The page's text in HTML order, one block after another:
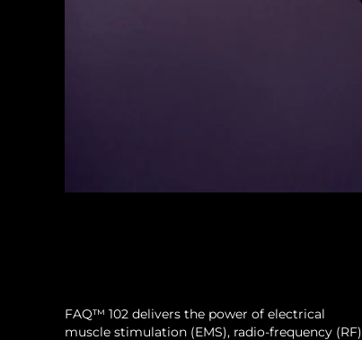
FAQ™ 102 delivers the power of electrical
muscle stimulation (EMS), radio-frequency (RF)